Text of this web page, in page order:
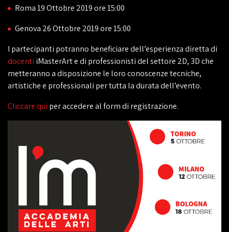
Roma 19 Ottobre 2019 ore 15:00
Genova 26 Ottobre 2019 ore 15:00
I partecipanti potranno beneficiare dell’esperienza diretta di
docenti iMasterArt e di professionisti del settore 2D, 3D che
metteranno a disposizione le loro conoscenze tecniche,
artistiche e professionali per tutta la durata dell’evento.
Cliccare qui per accedere al form di registrazione.